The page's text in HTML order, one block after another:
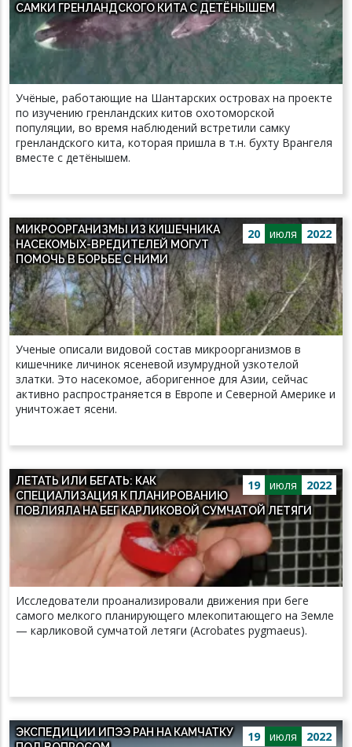
САМКИ ГРЕНЛАНДСКОГО КИТА С ДЕТЁНЫШЕМ
Учёные, работающие на Шантарских островах на проекте
по изучению гренландских китов охотоморской
популяции, во время наблюдений встретили самку
гренландского кита, которая пришла в т.н. бухту Врангеля
вместе с детёнышем.
20 июля 2022
МИКРООРГАНИЗМЫ ИЗ КИШЕЧНИКА
НАСЕКОМЫХ-ВРЕДИТЕЛЕЙ МОГУТ
ПОМОЧЬ В БОРЬБЕ С НИМИ
Ученые описали видовой состав микроорганизмов в
кишечнике личинок ясеневой изумрудной узкотелой
златки. Это насекомое, аборигенное для Азии, сейчас
активно распространяется в Европе и Северной Америке и
уничтожает ясени.
19 июля 2022
ЛЕТАТЬ ИЛИ БЕГАТЬ: КАК
СПЕЦИАЛИЗАЦИЯ К ПЛАНИРОВАНИЮ
ПОВЛИЯЛА НА БЕГ КАРЛИКОВОЙ СУМЧАТОЙ ЛЕТЯГИ
Исследователи проанализировали движения при беге
самого мелкого планирующего млекопитающего на Земле
— карликовой сумчатой летяги (Acrobates pygmaeus).
19 июля 2022
ЭКСПЕДИЦИИ ИПЭЭ РАН НА КАМЧАТКУ